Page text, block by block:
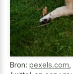
Bron: pexels.com